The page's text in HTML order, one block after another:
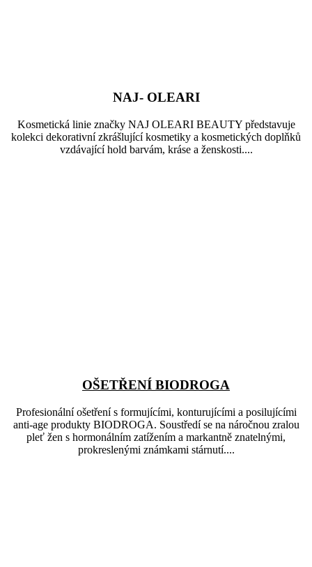
NAJ- OLEARI
Kosmetická linie značky NAJ OLEARI BEAUTY představuje
kolekci dekorativní zkrášlující kosmetiky a kosmetických doplňků
vzdávající hold barvám, kráse a ženskosti....
OŠETŘENÍ BIODROGA
Profesionální ošetření s formujícími, konturujícími a posilujícími
anti-age produkty BIODROGA. Soustředí se na náročnou zralou
pleť žen s hormonálním zatížením a markantně znatelnými,
prokreslenými známkami stárnutí....